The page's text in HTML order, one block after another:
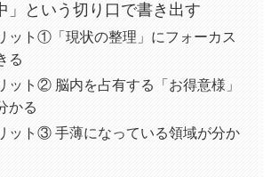
」という切り口で書き出す
ット①「現状の整理」にフォーカス
る
ット② 脳内を占有する「お得意様」
かる
ット③ 手薄になっている領域が分か